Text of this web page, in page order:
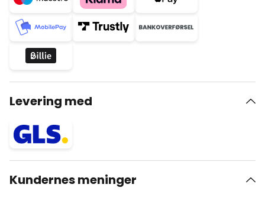
Levering med
Kundernes meninger